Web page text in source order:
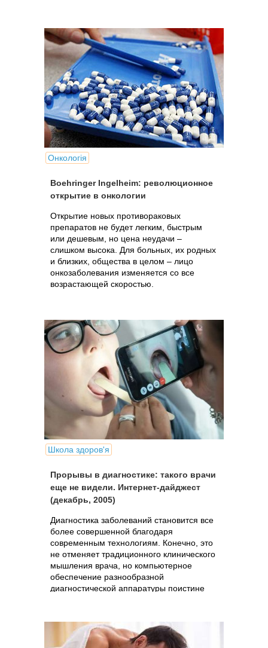
Онкологія
Boehringer Ingelheim: революционное
открытие в онкологии
Открытие новых противораковых
препаратов не будет легким, быстрым
или дешевым, но цена неудачи –
слишком высока. Для больных, их родных
и близких, общества в целом – лицо
онкозаболевания изменяется со все
возрастающей скоростью.
Школа здоров'я
Прорывы в диагностике: такого врачи
еще не видели. Интернет-дайджест
(декабрь, 2005)
Диагностика заболеваний становится все
более совершенной благодаря
современным технологиям. Конечно, это
не отменяет традиционного клинического
мышления врача, но компьютерное
обеспечение разнообразной
диагностической аппаратуры поистине